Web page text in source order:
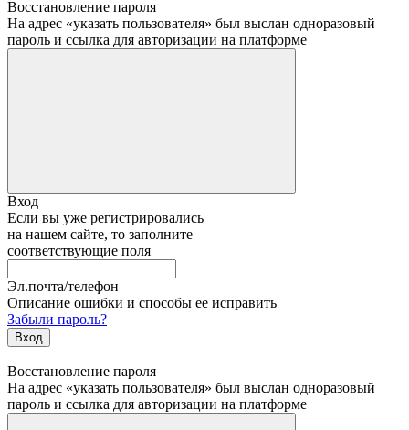
Восстановление пароля
На адрес «указать пользователя» был выслан одноразовый
пароль и ссылка для авторизации на платформе
Вход
Если вы уже регистрировались
на нашем сайте, то заполните
соответствующие поля
Эл.почта/телефон
Описание ошибки и способы ее исправить
Забыли пароль?
Вход
Восстановление пароля
На адрес «указать пользователя» был выслан одноразовый
пароль и ссылка для авторизации на платформе